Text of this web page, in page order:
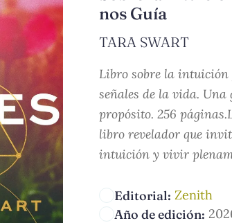
nos Guía
TARA SWART
Libro sobre la intuición
señales de la vida.
propósito. 256
libro revelador que
intuición y vivir
Editorial: Zenith
Año de edición: